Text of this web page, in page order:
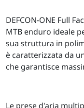
DEFCON-ONE Full
MTB enduro ideale
sua struttura in
è caratterizzata da
che garantisce
Le prese d'aria